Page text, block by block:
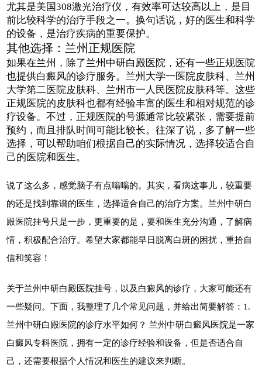
尤其是美国308激光治疗仪，有效率可达较高以上，是目
前比较科学的治疗手段之一。换句话说，好的医生和科学
的设备，是治疗疾病的重要保护。
其他选择：兰州正规医院
如果在兰州，除了兰州中研白殿医院，还有一些正规医院
也提供白癜风的诊疗服务。兰州大学一医院皮肤科、兰州
大学第二医院皮肤科、兰州市一人民医院皮肤科等。这些
正规医院的皮肤科也都有经验丰富的医生和相对规范的诊
疗设备。不过，正规医院的号源通常比较紧张，需要提前
预约，而且排队时间可能比较长。往深了说，多了解一些
选择，可以帮助咱们根据自己的实际情况，选择较适合自
己的医院和医生。
说了这么多，感觉脑子有点嗡嗡的。其实，看病这事儿，较重要
的还是找到靠谱的医生，选择适合自己的治疗方案。兰州中研白
殿医院挂号只是一步，更重要的是，要和医生充分沟通，了解病
情，积极配合治疗。希望大家都能早日脱离白斑的困扰，重拾自
信和笑容！
关于兰州中研白殿医院挂号，以及白癜风的诊疗，大家可能还有
一些疑问。下面，我整理了几个常见问题，并给出简要解答：1.
兰州中研白殿医院的诊疗水平如何？ 兰州中研白癜风医院是一家
白癜风专科医院，拥有一定的诊疗经验和设备，但是否适合自
己，还需要根据个人情况和医生的建议来判断。